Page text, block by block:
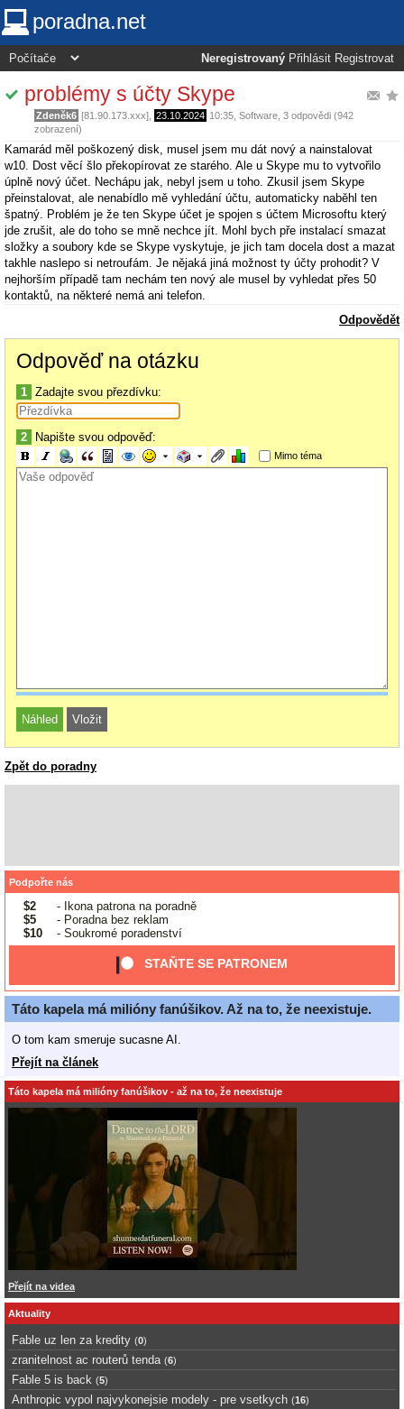
poradna.net
Neregistrovaný Přihlásit Registrovat
problémy s účty Skype
Zdeněk6 [81.90.173.xxx], 23.10.2024 10:35 Software , 3 odpovědi (942
zobrazení)
Kamarád měl poškozený disk, musel jsem mu dát nový a nainstalovat
w10. Dost věcí šlo překopírovat ze starého. Ale u Skype mu to vytvořilo
úplně nový účet. Nechápu jak, nebyl jsem u toho. Zkusil jsem Skype
přeinstalovat, ale nenabídlo mě vyhledání účtu, automaticky naběhl ten
špatný. Problém je že ten Skype účet je spojen s účtem Microsoftu který
jde zrušit, ale do toho se mně nechce jít. Mohl bych pře instalací smazat
složky a soubory kde se Skype vyskytuje, je jich tam docela dost a mazat
takhle naslepo si netroufám. Je nějaká jiná možnost ty účty prohodit? V
nejhorším případě tam nechám ten nový ale musel by vyhledat přes 50
kontaktů, na některé nemá ani telefon.
Odpovědět
Odpověď na otázku
1 Zadajte svou přezdívku:
2 Napište svou odpověď:
Mimo téma
Zpět do poradny
Podpořte nás
$2
- Ikona patrona na poradně
$5
- Poradna bez reklam
$10
- Soukromé poradenství
STAŇTE SE PATRONEM
Táto kapela má milióny fanúšikov. Až na to, že neexistuje.
O tom kam smeruje sucasne AI.
Přejít na článek
Táto kapela má milióny fanúšikov - až na to, že neexistuje
Přejít na videa
Aktuality
Fable uz len za kredity (0)
zranitelnost ac routerů tenda (6)
Fable 5 is back (5)
Anthropic vypol najvykonejsie modely - pre vsetkych (16)